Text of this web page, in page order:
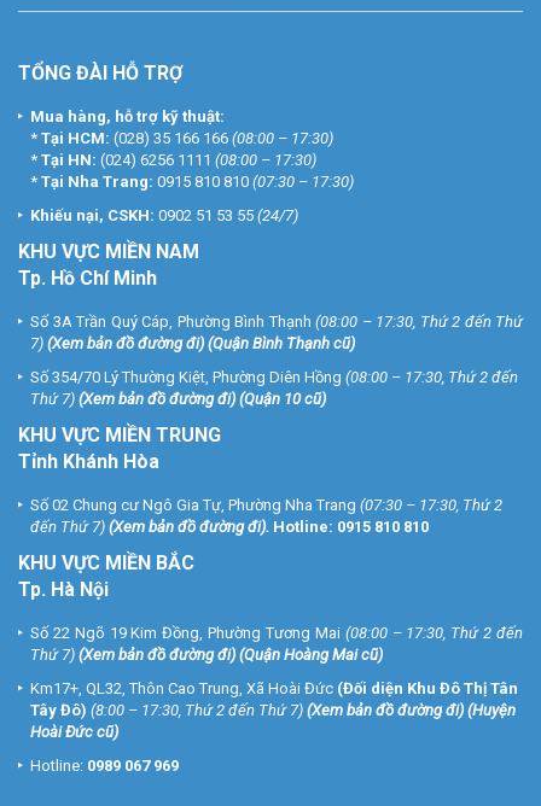
TỔNG ĐÀI HỖ TRỢ
Mua hàng, hỗ trợ kỹ thuật:
* Tại HCM: (028) 35 166 166 (08:00 – 17:30)
* Tại HN: (024) 6256 1111 (08:00 – 17:30)
* Tại Nha Trang: 0915 810 810 (07:30 – 17:30)
Khiếu nại, CSKH: 0902 51 53 55 (24/7)
KHU VỰC MIỀN NAM
Tp. Hồ Chí Minh
Số 3A Trần Quý Cáp, Phường Bình Thạnh (08:00 – 17:30, Thứ 2 đến Thứ
7) (Xem bản đồ đường đi) (Quận Bình Thạnh cũ)
Số 354/70 Lý Thường Kiệt, Phường Diên Hồng (08:00 – 17:30, Thứ 2 đến
Thứ 7) (Xem bản đồ đường đi) (Quận 10 cũ)
KHU VỰC MIỀN TRUNG
Tỉnh Khánh Hòa
Số 02 Chung cư Ngô Gia Tự, Phường Nha Trang (07:30 – 17:30, Thứ 2
đến Thứ 7) (Xem bản đồ đường đi). Hotline: 0915 810 810
KHU VỰC MIỀN BẮC
Tp. Hà Nội
Số 22 Ngõ 19 Kim Đồng, Phường Tương Mai (08:00 – 17:30, Thứ 2 đến
Thứ 7) (Xem bản đồ đường đi) (Quận Hoàng Mai cũ)
Km17+, QL32, Thôn Cao Trung, Xã Hoài Đức (Đối diện Khu Đô Thị Tân
Tây Đô) (8:00 – 17:30, Thứ 2 đến Thứ 7) (Xem bản đồ đường đi) (Huyện
Hoài Đức cũ)
Hotline: 0989 067 969